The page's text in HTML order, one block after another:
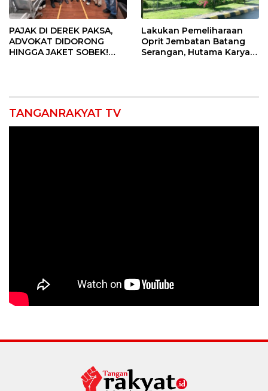
PAJAK DI DEREK PAKSA,
ADVOKAT DIDORONG
HINGGA JAKET SOBEK!
Lakukan Pemeliharaan
Oprit Jembatan Batang
Serangan, Hutama Karya
TANGANRAKYAT TV